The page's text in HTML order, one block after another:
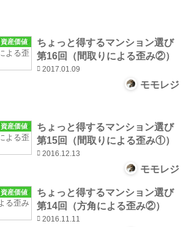
資産価値
ちょっと得するマンション選び
第16回（間取りによる歪み②）
2017.01.09
モモレジ
資産価値
ちょっと得するマンション選び
第15回（間取りによる歪み①）
2016.12.13
モモレジ
資産価値
ちょっと得するマンション選び
第14回（方角による歪み②）
2016.11.11